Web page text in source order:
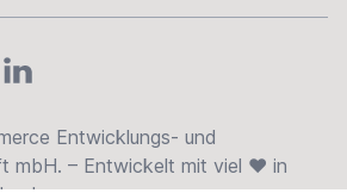
LinkedIn
Entwicklungs- und
mbH. – Entwickelt mit viel ❤ in